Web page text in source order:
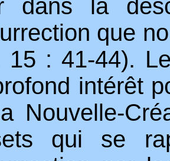
dans la
que
15 : 41-44).
intérêt
Nouvelle-
qui se